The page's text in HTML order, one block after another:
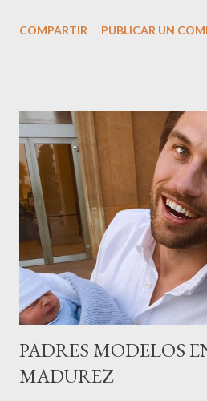
sector en una cena de
peluquería del grupo.Justo hace
contaba detalles del homenaje en
radio,en el programa que presento
horas . Carolina y Quionia Pagés
Museu Marítim de BCN ,en las
destacadas del sector,así como
de comunicación, en una velada
años peinando almas, creando
COMPARTIR PUBLICAR UN
PADRES MODELOS
MADUREZ